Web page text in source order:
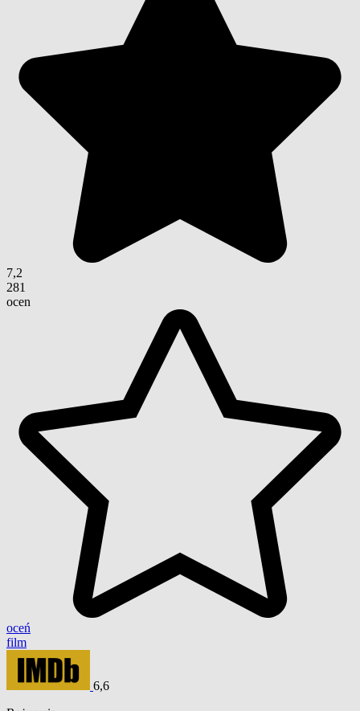
7,2
281
ocen
oceń
film
6,6